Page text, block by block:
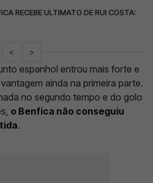
RECEBE ULTIMATO DE RUI COSTA:
< >
espanhol entrou mais forte e
ainda na primeira parte.
no segundo tempo e do golo
o Benfica não conseguiu
.